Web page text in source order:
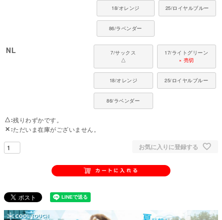
18/オレンジ 25/ロイヤルブルー
86/ラベンダー
NL
7/サックス
△
17/ライトグリーン
× 売切
18/オレンジ 25/ロイヤルブルー
86/ラベンダー
△ 残りわずかです。
✕ ただいま在庫がございません。
お気に入りに登録する